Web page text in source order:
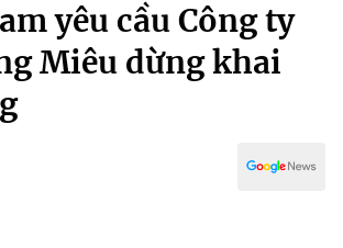
trí
yêu cầu Công ty
Miêu dừng khai